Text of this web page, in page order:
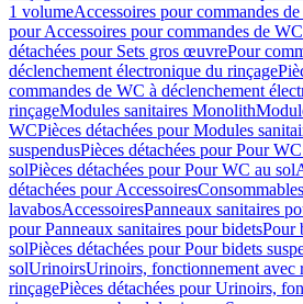
1 volumeAccessoires pour commandes
pour Accessoires pour commandes de WC
détachées pour Sets gros œuvrePour
déclenchement électronique du rinçage
commandes de WC à déclenchement
rinçageModules sanitaires Monolith
WCPièces détachées pour Modules
suspendusPièces détachées pour Pour
solPièces détachées pour Pour WC au sol
détachées pour AccessoiresConsommables
lavabosAccessoiresPanneaux sanitaires
pour Panneaux sanitaires pour bidetsPour
solPièces détachées pour Pour bidets
solUrinoirsUrinoirs, fonctionnement avec
rinçagePièces détachées pour Urinoirs,